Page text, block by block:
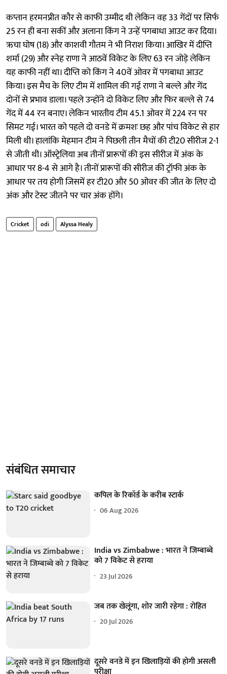
कप्तान हरमनप्रीत कौर से काफी उम्मीद थी लेकिन वह 33 गेंदों पर सिर्फ
25 रन ही बना सकीं और अलाना किंग ने उन्हें पगबाधा आउट कर दिया।
ऋचा घोष (18) और काशवी गौतम ने भी निराश किया। आखिर में दीप्ति
शर्मा (29) और स्नेह राणा ने आठवें विकेट के लिए 63 रन जोड़े लेकिन
यह काफी नहीं था। दीप्ति को किंग ने 40वें ओवर में पगबाधा आउट
किया। इस मैच के लिए टीम में शामिल की गई राणा ने बल्ले और गेंद
दोनों से प्रभाव डाला। पहले उन्होंने दो विकेट लिए और फिर बल्ले से 74
गेंद में 44 रन बनाए। लेकिन भारतीय टीम 45.1 ओवर में 224 रन पर
सिमट गई। भारत को पहले दो वनडे में क्रमशः छह और पांच विकेट से हार
मिली थी। हालांकि मेहमान टीम ने पिछली तीन मैचों की टी20 सीरीज 2-1
से जीती थी। ऑस्ट्रेलिया अब तीनों प्रारूपों की इस सीरीज में अंक के
आधार पर 8-4 से आगे है। तीनों प्रारूपों की सीरीज की ट्रॉफी अंक के
आधार पर तय होगी जिसमें हर टी20 और 50 ओवर की जीत के लिए दो
अंक और टेस्ट जीतने पर चार अंक होंगे।
Cricket odi Alyssa Healy
संबंधित समाचार
कपिल के रिकॉर्ड के करीब स्टार्क
06 Aug 2026
India vs Zimbabwe : भारत ने जिम्बाब्वे
को 7 विकेट से हराया
23 Jul 2026
जब तक खेलूंगा, शोर जारी रहेगा : रोहित
20 Jul 2026
दूसरे वनडे में इन खिलाड़ियों की होगी असली